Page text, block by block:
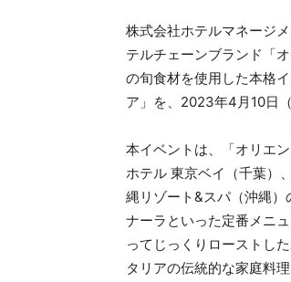
株式会社ホテルマネージ
テルチェーンブランド「
の旬食材を使用した本格
ア」を、2023年4月10日
本イベントは、「オリエ
ホテル 東京ベイ（千葉）
縄リゾート&スパ（沖縄
ナーラといった定番メニ
ってじっくりローストし
タリアの伝統的な家庭料